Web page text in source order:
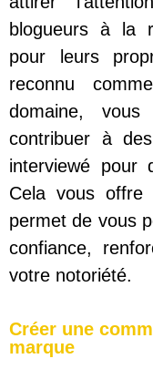
blogueurs à la
pour leurs
reconnu
domaine,
contribuer à
interviewé pour
Cela vous offre
permet de vous
confiance,
votre notoriété.
Créer une
marque